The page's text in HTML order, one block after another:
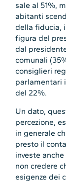
sale al 51%,
abitanti
della fiducia,
figura del
dal
comunali
consiglieri
parlamentari
del 22%.
Un dato,
percezione,
in generale
presto il
investe
non credere
esigenze dei